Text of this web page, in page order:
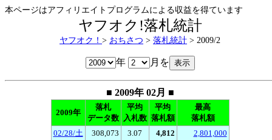
本ページはアフィリエイトプログラムによる収益を得ています
ヤフオク!落札統計
ヤフオク！ > おちさつ > 落札統計 > 2009/2
年 月を
■ 2009年 02月 ■
2009年
落札
データ数
平均
入札数
平均
落札額
最高
落札額
02/28/土
308,073 3.07 4,812
2,801,000